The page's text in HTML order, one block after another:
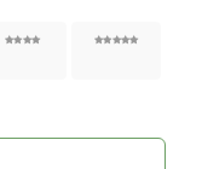
4 von 5 von